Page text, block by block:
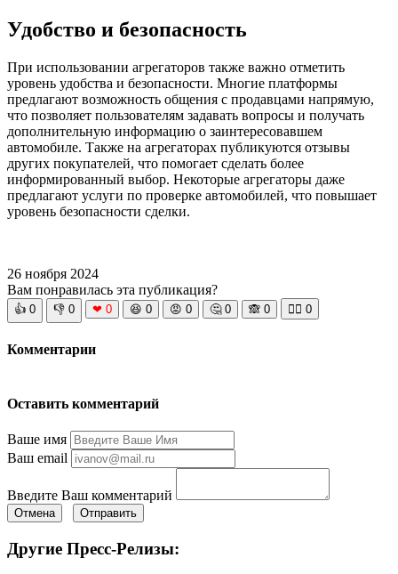
Удобство и безопасность
При использовании агрегаторов также важно отметить
уровень удобства и безопасности. Многие платформы
предлагают возможность общения с продавцами напрямую,
что позволяет пользователям задавать вопросы и получать
дополнительную информацию о заинтересовавшем
автомобиле. Также на агрегаторах публикуются отзывы
других покупателей, что помогает сделать более
информированный выбор. Некоторые агрегаторы даже
предлагают услуги по проверке автомобилей, что повышает
уровень безопасности сделки.
26 ноября 2024
Вам понравилась эта публикация?
👍 0 👎 0 ❤ 0 😆 0 😡 0 🤔 0 🙈 0 🧘‍♀️ 0
Комментарии
Оставить комментарий
Ваше имя
Ваш email
Введите Ваш комментарий
Отмена Отправить
Другие Пресс-Релизы: